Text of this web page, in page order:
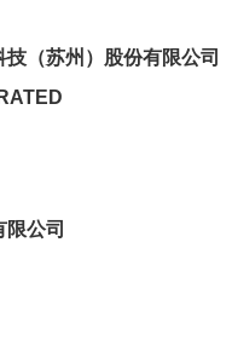
（苏州）股份有限公司
公司